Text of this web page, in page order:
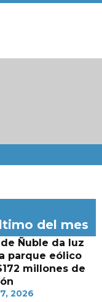
del mes
Ñuble da luz
parque eólico
millones de
2026